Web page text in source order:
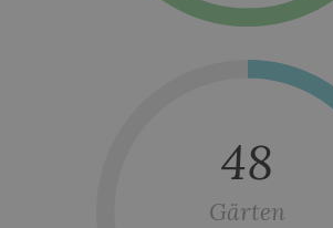
48
Gärten